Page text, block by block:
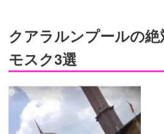
クアラルンプールの
モスク3選